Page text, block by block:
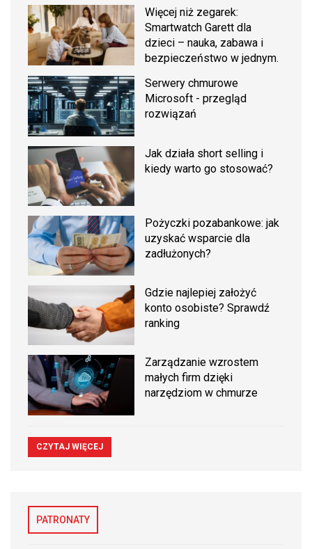
Więcej niż zegarek:
Smartwatch Garett dla
dzieci – nauka, zabawa i
bezpieczeństwo w jednym.
Serwery chmurowe
Microsoft - przegląd
rozwiązań
Jak działa short selling i
kiedy warto go stosować?
Pożyczki pozabankowe: jak
uzyskać wsparcie dla
zadłużonych?
Gdzie najlepiej założyć
konto osobiste? Sprawdź
ranking
Zarządzanie wzrostem
małych firm dzięki
narzędziom w chmurze
CZYTAJ WIĘCEJ
PATRONATY